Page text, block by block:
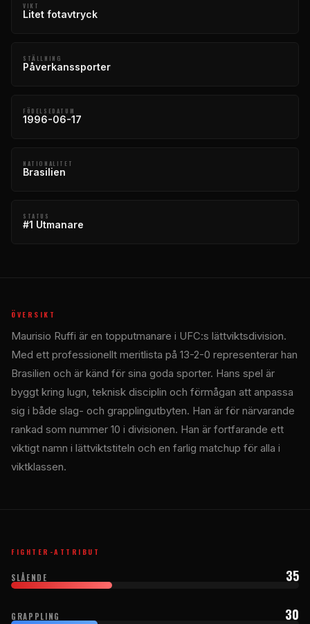
VIKT
Litet fotavtryck
STÄLLNING
Påverkanssporter
FÖDELSEDATUM
1996-06-17
NATIONALITET
Brasilien
STATUS
#1 Utmanare
ÖVERSIKT
Maurisio Ruffi är en topputmanare i UFC:s lättviktsdivision.
Med ett professionellt meritlista på 13-2-0 representerar han
Brasilien och är känd för sina goda sporter. Hans spel är
byggt kring lugn, teknisk disciplin och förmågan att anpassa
sig i både slag- och grapplingutbyten. Han är för närvarande
rankad som nummer 10 i divisionen. Han är fortfarande ett
viktigt namn i lättviktstiteln och en farlig matchup för alla i
viktklassen.
FIGHTER-ATTRIBUT
SLÅENDE 35
GRAPPLING 30